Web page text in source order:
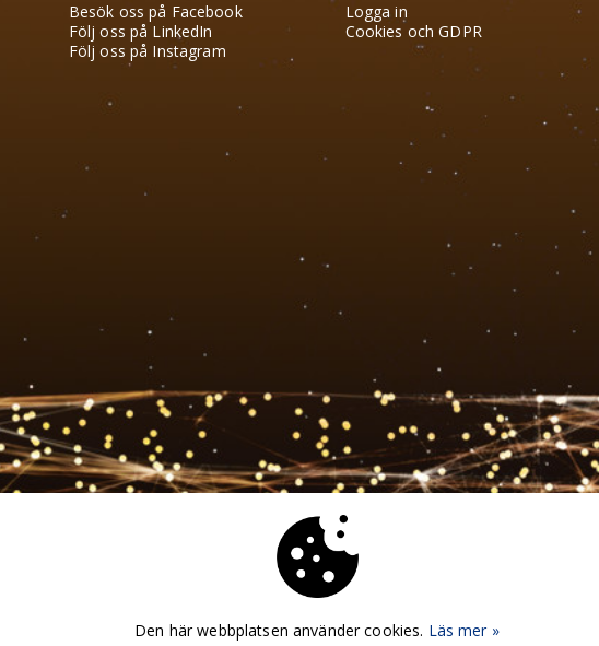
Besök oss på Facebook
Följ oss på LinkedIn
Följ oss på Instagram
Logga in
Cookies och GDPR
Den här webbplatsen använder cookies. Läs mer »